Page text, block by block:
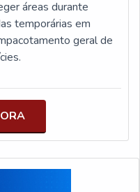
evitar prejuízos com
que não cumprem
Assim, é possível
diversos
que entrega
Alguns desses
pagamento
final; Logística
áreas durante
temporárias em
geral de